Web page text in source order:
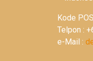
Kode
Telpon :
e-Mail :